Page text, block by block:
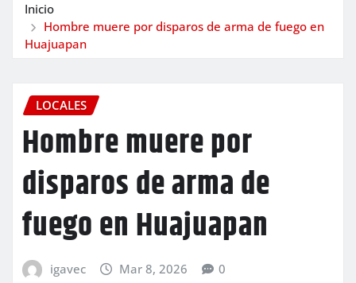
Inicio
Hombre muere por disparos de arma de fuego en
Huajuapan
LOCALES
Hombre muere por
disparos de arma de
fuego en Huajuapan
igavec Mar 8, 2026 0